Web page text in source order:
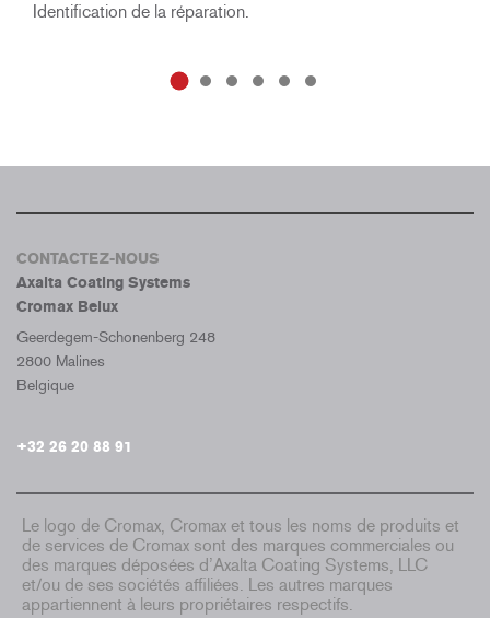
Identification de la réparation.
CONTACTEZ-NOUS
Axalta Coating Systems
Cromax Belux
Geerdegem-Schonenberg 248
2800 Malines
Belgique
+32 26 20 88 91
Le logo de Cromax, Cromax et tous les noms de produits et
de services de Cromax sont des marques commerciales ou
des marques déposées d’Axalta Coating Systems, LLC
et/ou de ses sociétés affiliées. Les autres marques
appartiennent à leurs propriétaires respectifs.